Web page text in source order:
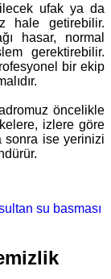
ufak ya da
hale getirebilir.
hasar, normal
gerektirebilir.
bir ekip
öncelikle
izlere göre
sonra ise yerinizi
su basması